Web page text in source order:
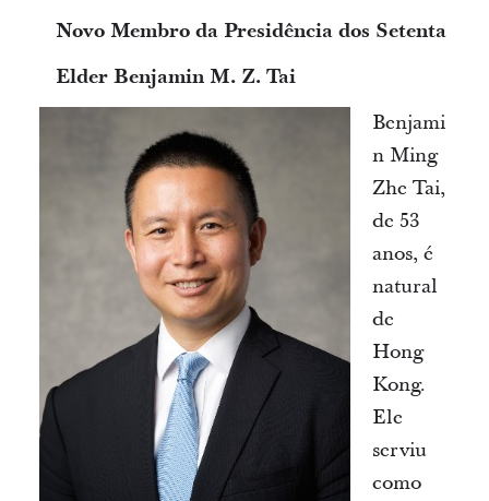
Novo Membro da Presidência dos Setenta
Elder Benjamin M. Z. Tai
Benjami
n Ming
Zhe Tai,
de 53
anos, é
natural
de
Hong
Kong.
Ele
serviu
como